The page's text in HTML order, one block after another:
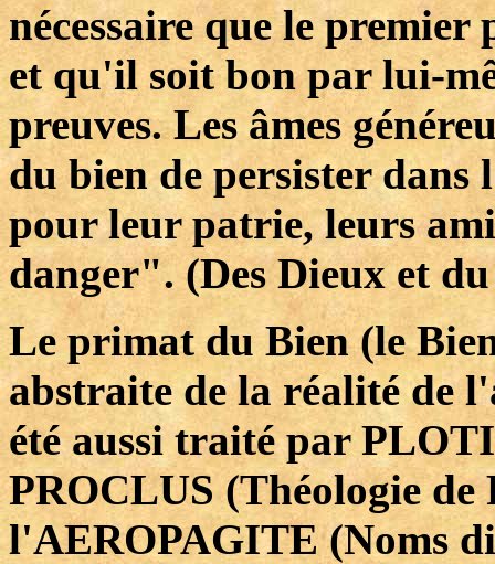
nécessaire que le
et qu'il soit bon par lui-
preuves. Les âmes
du bien de persister dans
pour leur patrie, leurs
danger". (Des Dieux et
Le primat du Bien (le
abstraite de la réalité de
été aussi traité par
PROCLUS (Théologie
l'AEROPAGITE (Noms